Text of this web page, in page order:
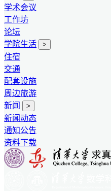
学术会议
工作坊
论坛
学院生活
>
住宿
交通
配套设施
周边旅游
新闻
>
新闻动态
通知公告
资料下载